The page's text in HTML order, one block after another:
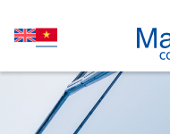
TRANG CHỦ